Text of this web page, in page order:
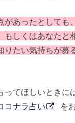
があったとしても
もしくはあなたと
りたい気持ちが募
ってほしいときに
コナラ占い を